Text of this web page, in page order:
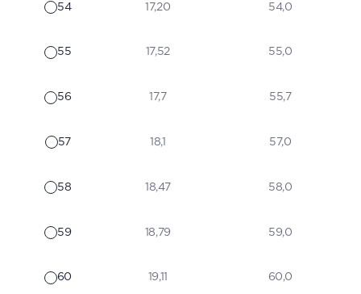
54 17,20 54,0
55 17,52 55,0
56 17,7 55,7
57 18,1 57,0
58 18,47 58,0
59 18,79 59,0
60 19,11 60,0